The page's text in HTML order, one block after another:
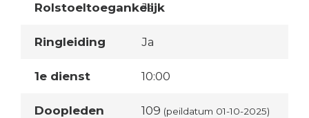
Rolstoeltoegankelijk
Ja
Ringleiding Ja
1e dienst 10:00
Doopleden 109 (peildatum 01-10-2025)